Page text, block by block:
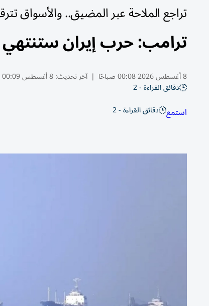
تراجع الملاحة عبر المضيق.. والأسواق
ترامب: حرب إيران ستنتهي
8 أغسطس 2026 00:08 صباحًا | آخر تحديث:8 أغسطس 00:09 2026
دقائق القراءة - 2
استمع دقائق القراءة - 2